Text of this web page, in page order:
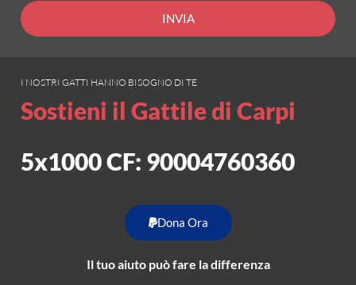
INVIA
I NOSTRI GATTI HANNO BISOGNO DI TE
Sostieni il Gattile di Carpi
5x1000 CF: 90004760360
Dona Ora
Il tuo aiuto può fare la differenza